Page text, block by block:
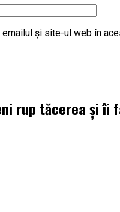
și site-ul web în
rup tăcerea și îi